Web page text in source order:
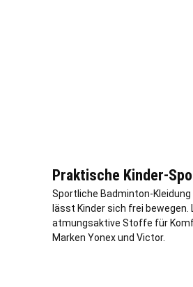
Praktische Kinder-
Sportliche Badminton-Kleidung
lässt Kinder sich frei bewegen.
atmungsaktive Stoffe für
Marken Yonex und Victor.